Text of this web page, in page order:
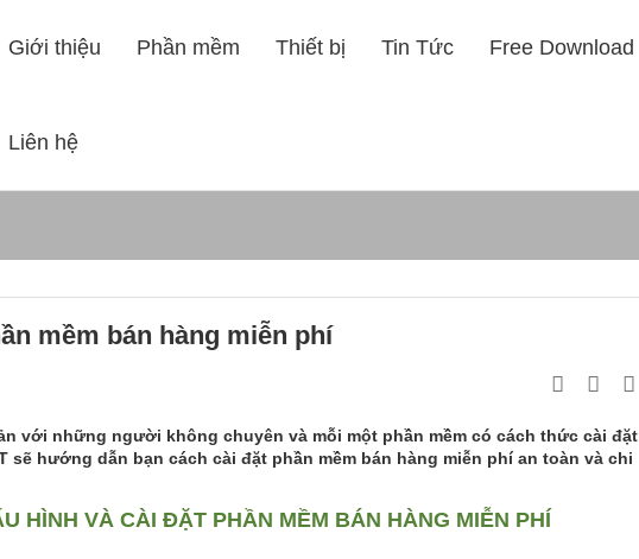
Giới thiệu Phần mềm Thiết bị Tin Tức Free Download
Liên hệ
mềm bán hàng miễn phí
với những người không chuyên và mỗi một phần mềm có cách thức cài đặt
sẽ hướng dẫn bạn cách cài đặt phần mềm bán hàng miễn phí an toàn và chi
HÌNH VÀ CÀI ĐẶT PHẦN MỀM BÁN HÀNG MIỄN PHÍ